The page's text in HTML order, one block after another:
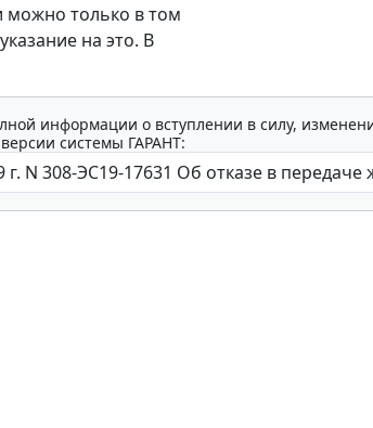
можно только в том
на это. В
информации о вступлении в силу,
системы ГАРАНТ: